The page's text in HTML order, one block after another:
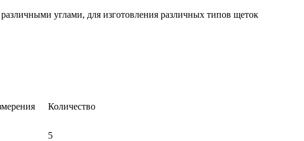
углами, для изготовления различных типов щеток
Количество
5